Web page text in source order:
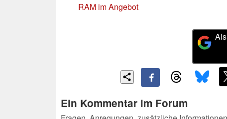
RAM im Angebot
Ein Kommentar im Forum